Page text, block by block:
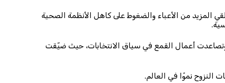
الذي رصده الاتحاد الإفريقي عام 2014، وهو “القضاء على الفقر وانعدام الأمن الغذائي بحلول عام 2025”. وألقي المزيد من الأعباء والضغوط على كاهل الأنظمة الصحية
وتصاعدت أعمال القمع في سياق الانتخابات، حيث ضيّقت
النزوح نموًا في العالم.